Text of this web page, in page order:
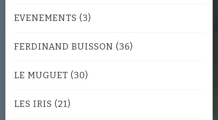
EVENEMENTS (3)
FERDINAND BUISSON (36)
LE MUGUET (30)
LES IRIS (21)